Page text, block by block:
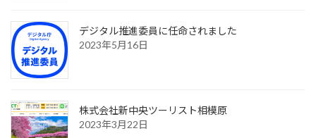
デジタル推進委員に任命されました
2023年5月16日
株式会社新中央ツーリスト相模原
2023年3月22日